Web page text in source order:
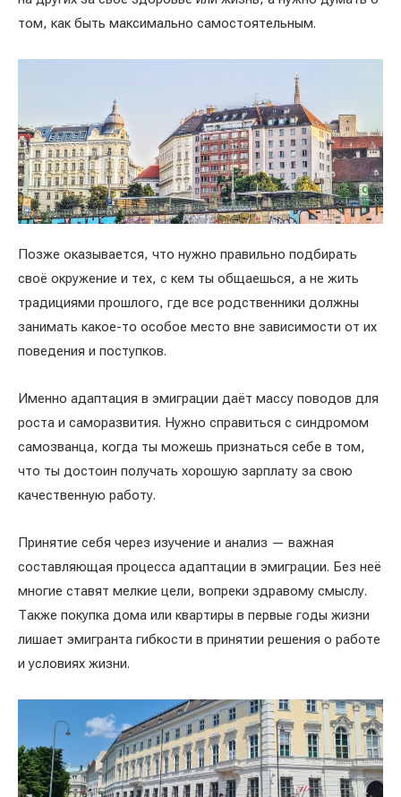
том, как быть максимально самостоятельным.
Позже оказывается, что нужно правильно подбирать
своё окружение и тех, с кем ты общаешься, а не жить
традициями прошлого, где все родственники должны
занимать какое-то особое место вне зависимости от их
поведения и поступков.
Именно адаптация в эмиграции даёт массу поводов для
роста и саморазвития. Нужно справиться с синдромом
самозванца, когда ты можешь признаться себе в том,
что ты достоин получать хорошую зарплату за свою
качественную работу.
Принятие себя через изучение и анализ — важная
составляющая процесса адаптации в эмиграции. Без неё
многие ставят мелкие цели, вопреки здравому смыслу.
Также покупка дома или квартиры в первые годы жизни
лишает эмигранта гибкости в принятии решения о работе
и условиях жизни.